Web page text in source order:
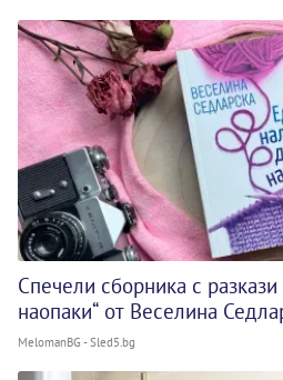
Спечели сборника с
наопаки“ от Веселина
MelomanBG - Sled5.bg